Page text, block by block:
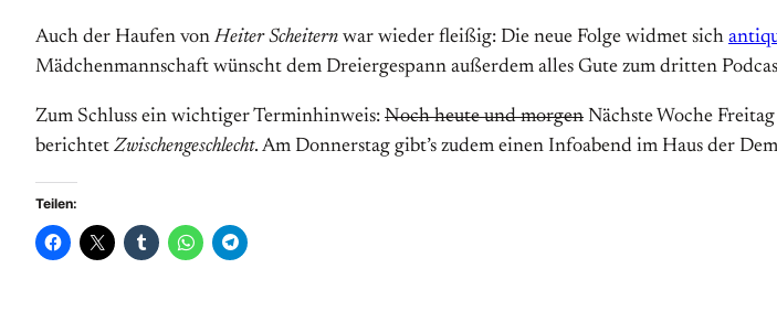
Auch der Haufen von Heiter Scheitern war wieder fleißig: Die neue Folge widmet sich
Mädchenmannschaft wünscht dem Dreiergespann außerdem alles Gute zum dritten
Zum Schluss ein wichtiger Terminhinweis: Noch heute und morgen Nächste Woche
berichtet Zwischengeschlecht. Am Donnerstag gibt’s zudem einen Infoabend im Haus der
Teilen: